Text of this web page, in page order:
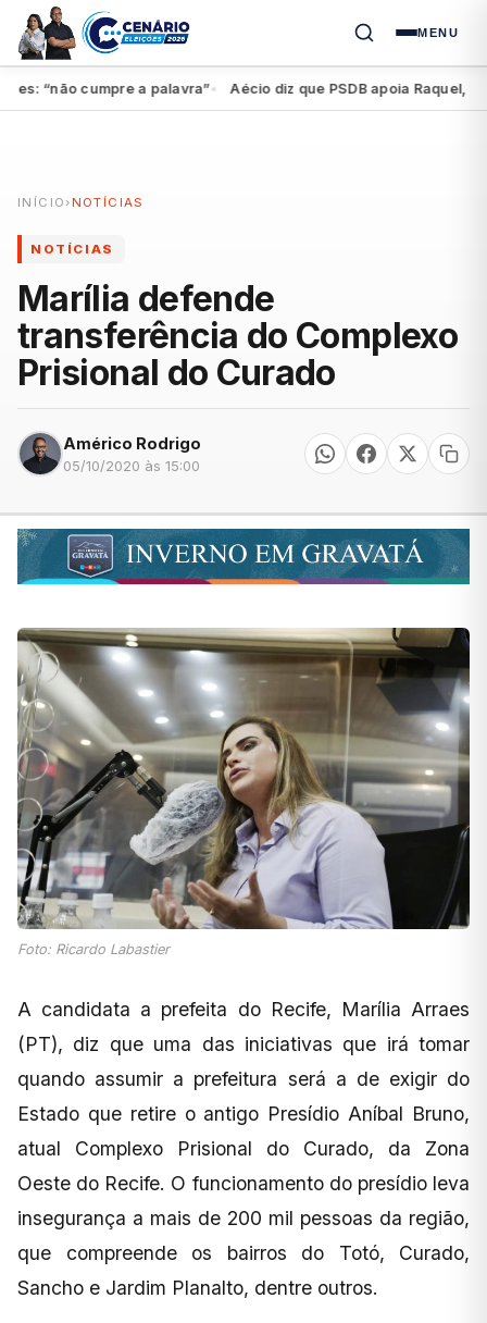
MENU
“não cumpre a palavra”● Aécio diz que PSDB apoia Raquel, mas
INÍCIO › NOTÍCIAS
NOTÍCIAS
Marília defende
transferência do Complexo
Prisional do Curado
Américo Rodrigo
05/10/2020 às 15:00
Foto: Ricardo Labastier
A candidata a prefeita do Recife, Marília Arraes
(PT), diz que uma das iniciativas que irá tomar
quando assumir a prefeitura será a de exigir do
Estado que retire o antigo Presídio Aníbal Bruno,
atual Complexo Prisional do Curado, da Zona
Oeste do Recife. O funcionamento do presídio leva
insegurança a mais de 200 mil pessoas da região,
que compreende os bairros do Totó, Curado,
Sancho e Jardim Planalto, dentre outros.